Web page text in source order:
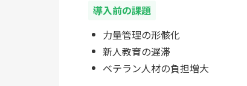
導入前の課題
力量管理の形骸化
新人教育の遅滞
ベテラン人材の負担増大